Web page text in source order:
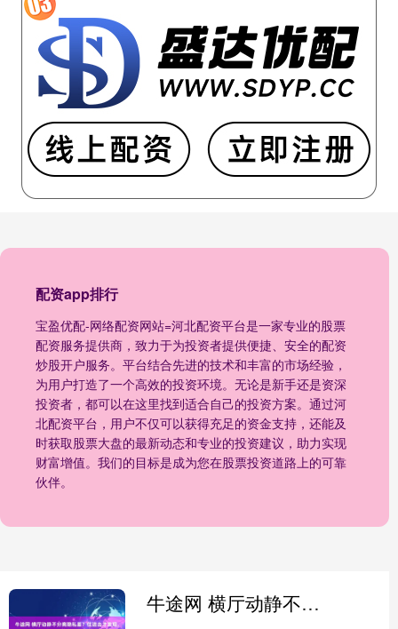
配资app排行
宝盈优配-网络配资网站=河北配资平台是一家专业的股票
配资服务提供商，致力于为投资者提供便捷、安全的配资
炒股开户服务。平台结合先进的技术和丰富的市场经验，
为用户打造了一个高效的投资环境。无论是新手还是资深
投资者，都可以在这里找到适合自己的投资方案。通过河
北配资平台，用户不仅可以获得充足的资金支持，还能及
时获取股票大盘的最新动态和专业的投资建议，助力实现
财富增值。我们的目标是成为您在股票投资道路上的可靠
伙伴。
牛途网 横厅动静不分离隐私差？住进去才发现，这些缺点根本不算事